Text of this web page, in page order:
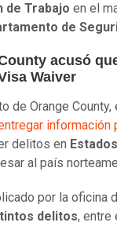
de Trabajo en el
de
acusó
Waiver
de Orange County,
información
delitos en
al país
por la oficina
delitos, entre